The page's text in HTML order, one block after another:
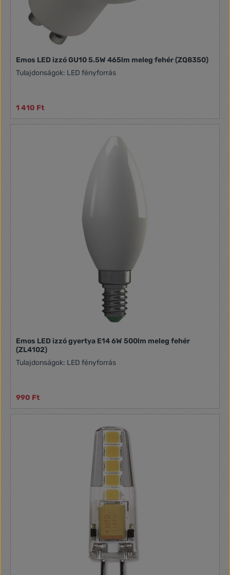
Emos LED izzó GU10 5.5W 465lm meleg fehér (ZQ8350)
Tulajdonságok: LED fényforrás
1 410 Ft
Emos LED izzó gyertya E14 6W 500lm meleg fehér
(ZL4102)
Tulajdonságok: LED fényforrás
990 Ft